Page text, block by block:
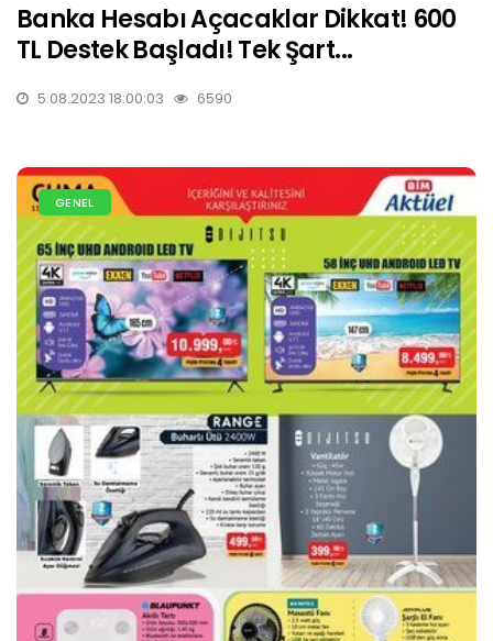
Banka Hesabı Açacaklar Dikkat! 600
TL Destek Başladı! Tek Şart...
5.08.2023 18:00:03 6590
GENEL